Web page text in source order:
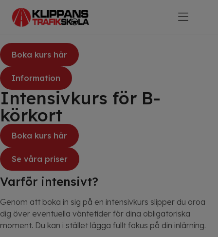
B-körkort
Intensivkurs
Boka kurs här
Information
Intensivkurs för B-
körkort
Boka kurs här
Se våra priser
Varför intensivt?
Genom att boka in sig på en intensivkurs slipper du oroa
dig över eventuella väntetider för dina obligatoriska
moment. Du kan i stället lägga fullt fokus på din inlärning.